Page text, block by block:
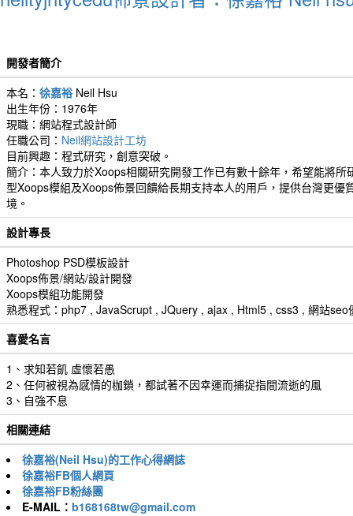
開發者簡介
本名： 徐嘉裕 Neil Hsu
出生年份：1976年
現職：網站程式設計師
任職公司： Neil網站設計工坊
目前興趣：程式研究，創意突破。
簡介：本人致力於Xoops相關研究開發工作已有數十餘年，希望能將所
型Xoops模組及Xoops佈景回饋給長期支持本人的用戶，提供台灣更優
境。
設計專長
Photoshop PSD模板設計
Xoops佈景/網站/設計開發
Xoops模組功能開發
熟悉程式：php7 , JavaScrupt , JQuery , ajax , Html5 , css3 , 網站seo
喜愛名言
1、求知若飢 虛懷若愚
2、任何被視為感情的枷鎖，都試著不因幸運而捕捉指間流逝的風
3、自強不息
相關連結
徐嘉裕(Neil Hsu)的工作心得網誌
徐嘉裕FB個人網頁
徐嘉裕FB粉絲團
E-MAIL： b168168tw@gmail.com